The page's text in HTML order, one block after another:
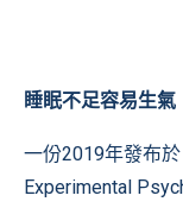
睡眠不足容易生氣
一份2019年發布於
Experimental